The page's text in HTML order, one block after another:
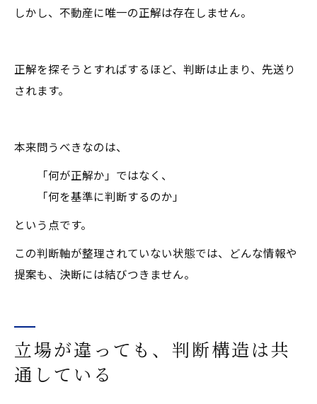
しかし、不動産に唯一の正解は存在しません。
正解を探そうとすればするほど、判断は止まり、先送り
されます。
本来問うべきなのは、
「何が正解か」ではなく、
「何を基準に判断するのか」
という点です。
この判断軸が整理されていない状態では、どんな情報や
提案も、決断には結びつきません。
立場が違っても、判断構造は共
通している